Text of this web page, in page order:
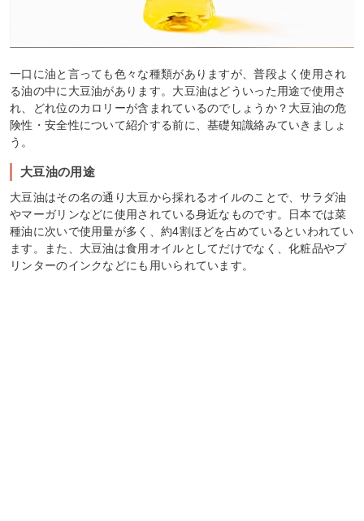
一口に油と言っても色々な種類がありますが、普段よく使用され
る油の中に大豆油があります。大豆油はどういった用途で使用さ
れ、どれ位のカロリーが含まれているのでしょうか？大豆油の危
険性・安全性について紹介する前に、基礎知識絡みていきましょ
う。
大豆油の用途
大豆油はその名の通り大豆から採れるオイルのことで、サラダ油
やマーガリンなどに使用されている身近なものです。日本では菜
種油に次いで使用量が多く、約4割ほどを占めているといわれてい
ます。また、大豆油は食用オイルとしてだけでなく、化粧品やプ
リンターのインクなどにも用いられています。